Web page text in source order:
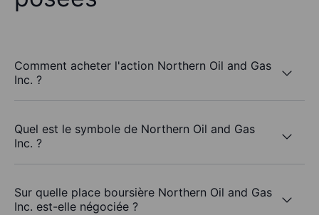
Comment acheter l'action Northern Oil and Gas
Inc. ?
Quel est le symbole de Northern Oil and Gas
Inc. ?
Sur quelle place boursière Northern Oil and Gas
Inc. est-elle négociée ?